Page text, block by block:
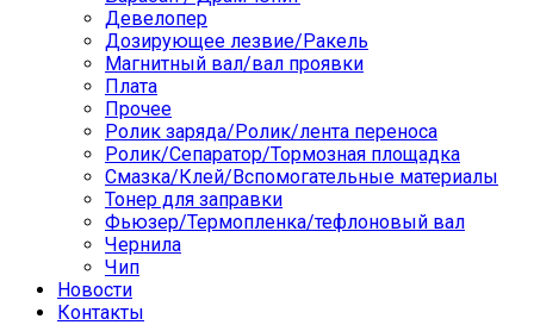
Девелопер
Дозирующее лезвие/Ракель
Магнитный вал/вал проявки
Плата
Прочее
Ролик заряда/Ролик/лента переноса
Ролик/Сепаратор/Тормозная площадка
Смазка/Клей/Вспомогательные материалы
Тонер для заправки
Фьюзер/Термопленка/тефлоновый вал
Чернила
Чип
Новости
Контакты